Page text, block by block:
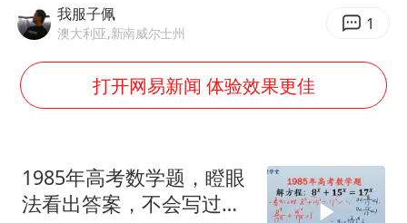
多地银行上调存款利率
面对面丨蔡磊：与渐冻症抗争 纵使不敌 也不屈服
NBA传奇教练老尼尔森去世
手机真会“偷听”我们说话吗
我服子佩
澳大利亚,新南威尔士州 1
打开网易新闻 体验效果更佳
1985年高考数学题，瞪眼
法看出答案，不会写过程